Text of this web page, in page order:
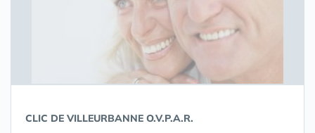
CLIC DE VILLEURBANNE O.V.P.A.R.